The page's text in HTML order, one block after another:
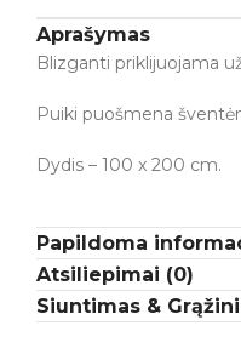
Aprašymas
Blizganti priklijuojama
Puiki puošmena
Dydis – 100 x 200 cm.
Papildoma
Atsiliepimai (0)
Siuntimas &